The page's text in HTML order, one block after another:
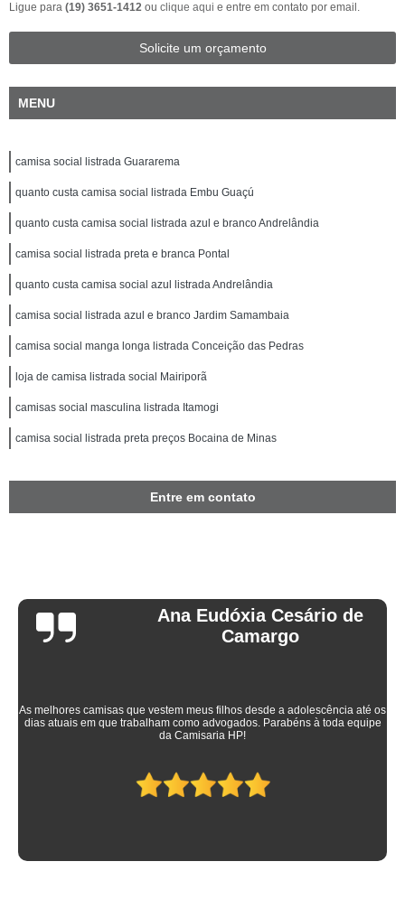
Ligue para (19) 3651-1412 ou clique aqui e entre em contato por email.
Solicite um orçamento
MENU
camisa social listrada Guararema
quanto custa camisa social listrada Embu Guaçú
quanto custa camisa social listrada azul e branco Andrelândia
camisa social listrada preta e branca Pontal
quanto custa camisa social azul listrada Andrelândia
camisa social listrada azul e branco Jardim Samambaia
camisa social manga longa listrada Conceição das Pedras
loja de camisa listrada social Mairiporã
camisas social masculina listrada Itamogi
camisa social listrada preta preços Bocaina de Minas
Entre em contato
Ana Eudóxia Cesário de
Camargo
As melhores camisas que vestem meus filhos desde a adolescência até os
dias atuais em que trabalham como advogados. Parabéns à toda equipe
da Camisaria HP!